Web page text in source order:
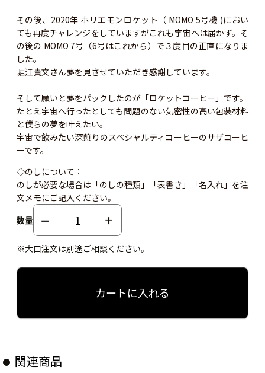
その後、2020年 ホリエモンロケット（ MOMO 5号機 )におい
ても再度チャレンジをしていますがこれも宇宙へは届かず。そ
の後の MOMO 7号（6号はこれから）で３度目の正直になりま
した。
堀江貴文さん夢を見させていただき感謝しています。
そして願いと夢をパックしたのが「ロケットコーヒー」です。
たとえ宇宙へ行ったとしても問題のない気密性の高い包装材料
と僕らの夢を叶えたい。
宇宙で飲みたい深煎りのスペシャルティコーヒーのサザコーヒ
ーです。
◇のしについて：
のしが必要な場合は「のしの種類」「表書き」「名入れ」を注
文メモにご記入ください。
数量
※大口注文は別途ご相談ください。
カートに入れる
関連商品